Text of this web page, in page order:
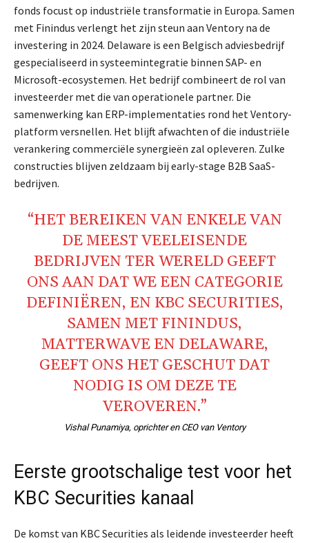
fonds focust op industriële transformatie in Europa. Samen
met Finindus verlengt het zijn steun aan Ventory na de
investering in 2024. Delaware is een Belgisch adviesbedrijf
gespecialiseerd in systeemintegratie binnen SAP- en
Microsoft-ecosystemen. Het bedrijf combineert de rol van
investeerder met die van operationele partner. Die
samenwerking kan ERP-implementaties rond het Ventory-
platform versnellen. Het blijft afwachten of die industriële
verankering commerciële synergieën zal opleveren. Zulke
constructies blijven zeldzaam bij early-stage B2B SaaS-
bedrijven.
“HET BEREIKEN VAN ENKELE VAN
DE MEEST VEELEISENDE
BEDRIJVEN TER WERELD GEEFT
ONS AAN DAT WE EEN CATEGORIE
DEFINIËREN, EN KBC SECURITIES,
SAMEN MET FININDUS,
MATTERWAVE EN DELAWARE,
GEEFT ONS HET GESCHUT DAT
NODIG IS OM DEZE TE
VEROVEREN.”
Vishal Punamiya, oprichter en CEO van Ventory
Eerste grootschalige test voor het
KBC Securities kanaal
De komst van KBC Securities als leidende investeerder heeft